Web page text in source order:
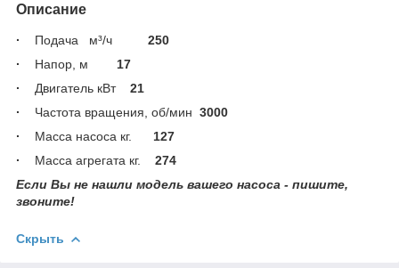
Описание
· Подача м³/ч 250
·
Напор, м 17
·
Двигатель кВт 21
·
Частота вращения, об/мин 3000
·
Масса насоса кг. 127
· Масса агрегата кг. 274
Если Вы не нашли модель вашего насоса - пишите,
звоните!
Скрыть